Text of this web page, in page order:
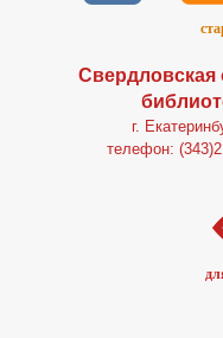
Свердловская
г.
телефон: